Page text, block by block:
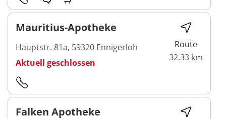
Mauritius-Apotheke
Hauptstr. 81a, 59320 Ennigerloh
Aktuell geschlossen
Route
32.33 km
Falken Apotheke